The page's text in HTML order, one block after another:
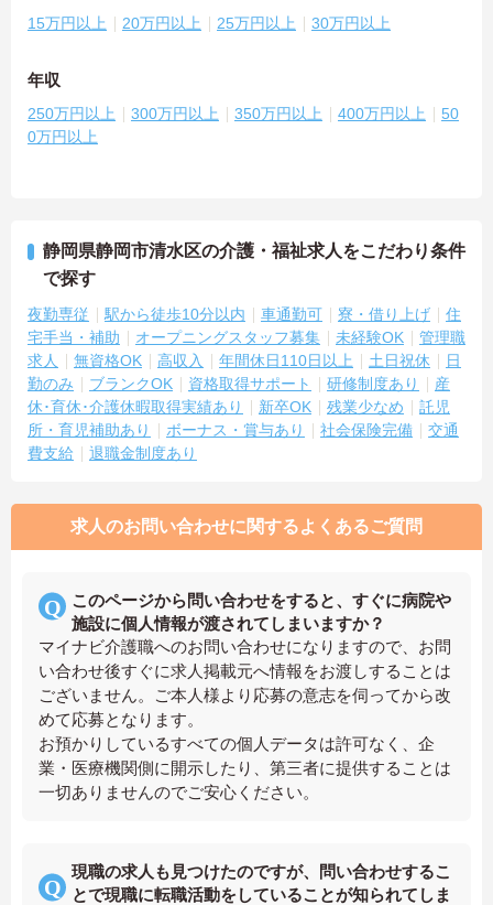
15万円以上 20万円以上 25万円以上 30万円以上
年収
250万円以上 300万円以上 350万円以上 400万円以上
50
0万円以上
静岡県静岡市清水区の介護・福祉求人をこだわり条件
で探す
夜勤専従 駅から徒歩10分以内 車通勤可 寮・借り上げ
住
宅手当・補助
オープニングスタッフ募集 未経験OK
管理職
求人
無資格OK 高収入 年間休日110日以上 土日祝休
日
勤のみ
ブランクOK 資格取得サポート 研修制度あり
産
休･育休･介護休暇取得実績あり
新卒OK 残業少なめ
託児
所・育児補助あり
ボーナス・賞与あり 社会保険完備
交通
費支給
退職金制度あり
求人のお問い合わせに関するよくあるご質問
このページから問い合わせをすると、すぐに病院や
施設に個人情報が渡されてしまいますか？
マイナビ介護職へのお問い合わせになりますので、お問
い合わせ後すぐに求人掲載元へ情報をお渡しすることは
ございません。ご本人様より応募の意志を伺ってから改
めて応募となります。
お預かりしているすべての個人データは許可なく、企
業・医療機関側に開示したり、第三者に提供することは
一切ありませんのでご安心ください。
現職の求人も見つけたのですが、問い合わせするこ
とで現職に転職活動をしていることが知られてしま